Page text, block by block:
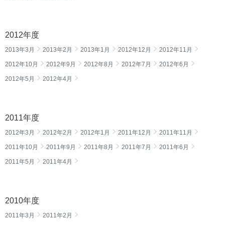
2012年度
2013年3月 2013年2月 2013年1月 2012年12月 2012年11月
2012年10月 2012年9月 2012年8月 2012年7月 2012年6月
2012年5月 2012年4月
2011年度
2012年3月 2012年2月 2012年1月 2011年12月 2011年11月
2011年10月 2011年9月 2011年8月 2011年7月 2011年6月
2011年5月 2011年4月
2010年度
2011年3月 2011年2月